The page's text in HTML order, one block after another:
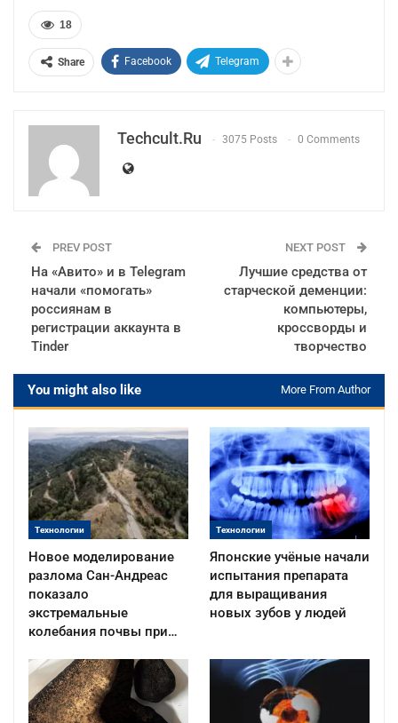
18
Share Facebook Telegram
Techcult.ru 3075 Posts 0 Comments
PREV POST
На «Авито» и в Telegram
начали «помогать»
россиянам в
регистрации аккаунта в
Tinder
NEXT POST
Лучшие средства от
старческой деменции:
компьютеры,
кроссворды и
творчество
You might also like More From Author
Технологии
Новое моделирование
разлома Сан-Андреас
показало
экстремальные
колебания почвы при…
Технологии
Японские учёные начали
испытания препарата
для выращивания
новых зубов у людей